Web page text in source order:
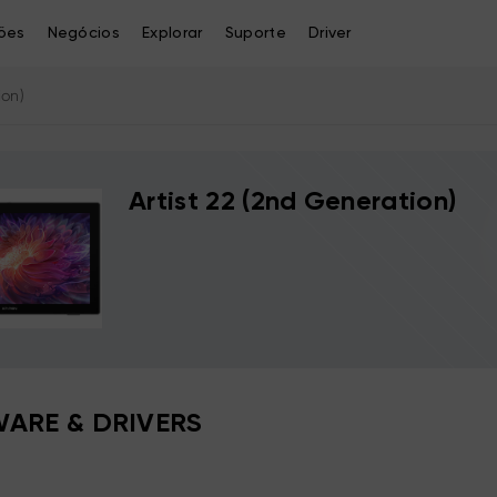
Negócios Explorar Suporte Driver
Artist 22 (2nd Generation)
& DRIVERS